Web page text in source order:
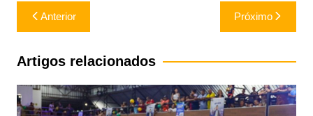
Navegação
de
Post
Anterior Próximo
Artigos relacionados